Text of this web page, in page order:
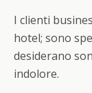
I clienti
hotel; sono
desiderano
indolore.